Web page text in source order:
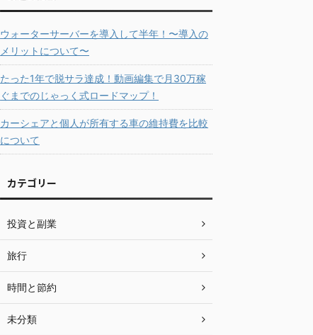
ウォーターサーバーを導入して半年！〜導入の
メリットについて〜
たった1年で脱サラ達成！動画編集で月30万稼
ぐまでのじゃっく式ロードマップ！
カーシェアと個人が所有する車の維持費を比較
について
カテゴリー
投資と副業
旅行
時間と節約
未分類